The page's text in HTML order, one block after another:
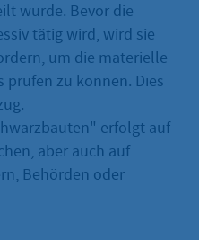
wurde. Bevor die
tätig wird, wird sie
um die materielle
prüfen zu können. Dies
erfolgt auf
aber auch auf
Behörden oder